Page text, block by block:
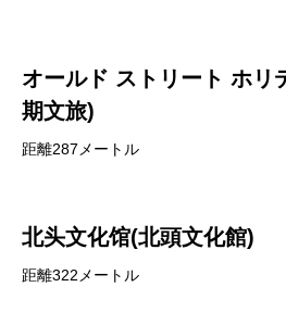
オールド ストリート ホリ
期文旅)
距離287メートル
北头文化馆(北頭文化館)
距離322メートル